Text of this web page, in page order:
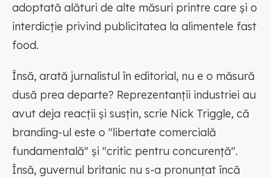
adoptată alături de alte măsuri printre care și o
interdicție privind publicitatea la alimentele fast
food.
Însă, arată jurnalistul în editorial, nu e o măsură
dusă prea departe? Reprezentanții industriei au
avut deja reacții și susțin, scrie Nick Triggle, că
branding-ul este o "libertate comercială
fundamentală" și "critic pentru concurență".
Însă, guvernul britanic nu s-a pronunțat încă